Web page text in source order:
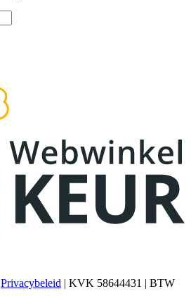
Privacybeleid | KVK 58644431 | BTW